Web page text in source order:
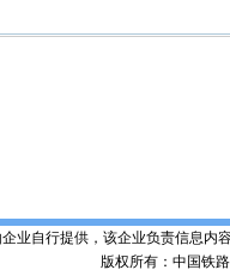
业自行提供，该企业负责信息内
版权所有：中国铁路